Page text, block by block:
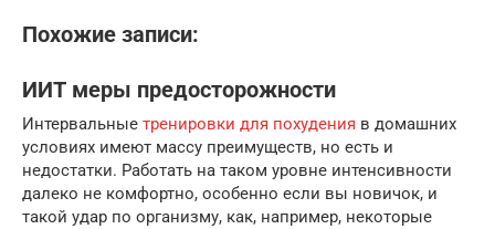
Похожие записи:
ИИТ меры предосторожности
Интервальные тренировки для похудения в домашних
условиях имеют массу преимуществ, но есть и
недостатки. Работать на таком уровне интенсивности
далеко не комфортно, особенно если вы новичок, и
такой удар по организму, как, например, некоторые